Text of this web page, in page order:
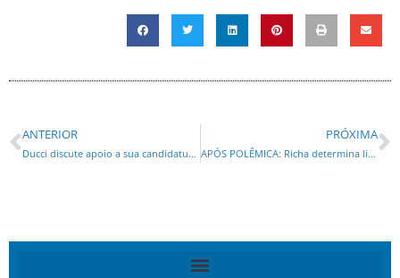
ANTERIOR
Ducci discute apoio a sua candidatura com Traiano
PRÓXIMA
APÓS POLÊMICA: Richa determina liberação de mais R$ 55 milhões para o TJ